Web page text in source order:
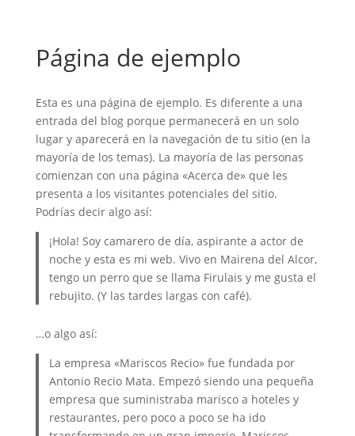
Página de ejemplo
Esta es una página de ejemplo. Es diferente a una
entrada del blog porque permanecerá en un solo
lugar y aparecerá en la navegación de tu sitio (en la
mayoría de los temas). La mayoría de las personas
comienzan con una página «Acerca de» que les
presenta a los visitantes potenciales del sitio.
Podrías decir algo así:
¡Hola! Soy camarero de día, aspirante a actor de
noche y esta es mi web. Vivo en Mairena del Alcor,
tengo un perro que se llama Firulais y me gusta el
rebujito. (Y las tardes largas con café).
…o algo así:
La empresa «Mariscos Recio» fue fundada por
Antonio Recio Mata. Empezó siendo una pequeña
empresa que suministraba marisco a hoteles y
restaurantes, pero poco a poco se ha ido